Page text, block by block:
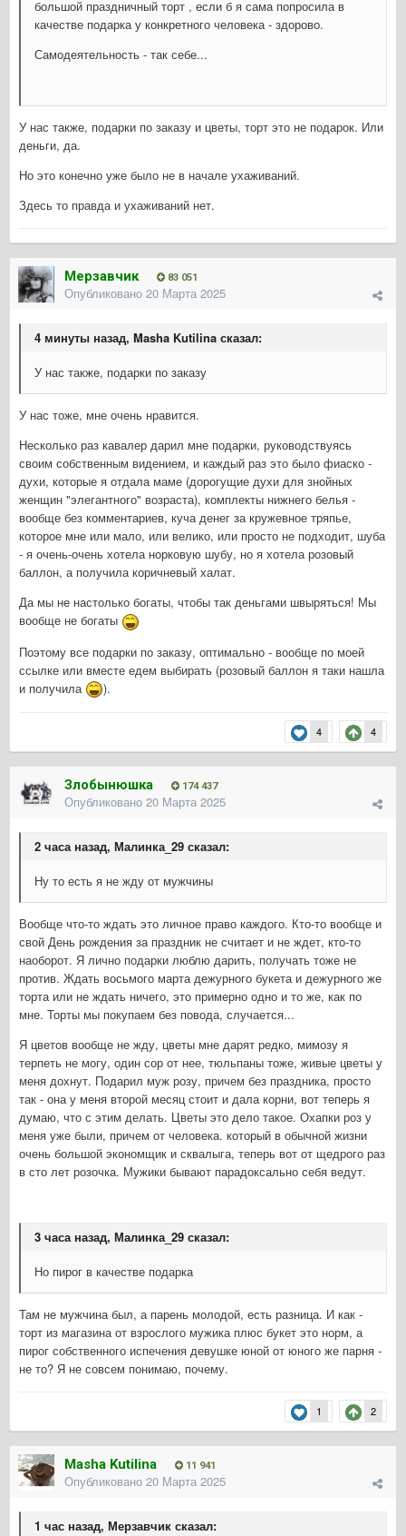
большой праздничный торт , если б я сама попросила в
качестве подарка у конкретного человека - здорово.
Самодеятельность - так себе...
У нас также, подарки по заказу и цветы, торт это не подарок. Или
деньги, да.
Но это конечно уже было не в начале ухаживаний.
Здесь то правда и ухаживаний нет.
Мерзавчик 83 051
Опубликовано 20 Марта 2025
4 минуты назад, Masha Kutilina сказал:
У нас также, подарки по заказу
У нас тоже, мне очень нравится.
Несколько раз кавалер дарил мне подарки, руководствуясь
своим собственным видением, и каждый раз это было фиаско -
духи, которые я отдала маме (дорогущие духи для знойных
женщин "элегантного" возраста), комплекты нижнего белья -
вообще без комментариев, куча денег за кружевное тряпье,
которое мне или мало, или велико, или просто не подходит, шуба
- я очень-очень хотела норковую шубу, но я хотела розовый
баллон, а получила коричневый халат.
Да мы не настолько богаты, чтобы так деньгами швыряться! Мы
вообще не богаты
Поэтому все подарки по заказу, оптимально - вообще по моей
ссылке или вместе едем выбирать (розовый баллон я таки нашла
и получила
).
4 4
Злобынюшка 174 437
Опубликовано 20 Марта 2025
2 часа назад, Малинка_29 сказал:
Ну то есть я не жду от мужчины
Вообще что-то ждать это личное право каждого. Кто-то вообще и
свой День рождения за праздник не считает и не ждет, кто-то
наоборот. Я лично подарки люблю дарить, получать тоже не
против. Ждать восьмого марта дежурного букета и дежурного же
торта или не ждать ничего, это примерно одно и то же, как по
мне. Торты мы покупаем без повода, случается...
Я цветов вообще не жду, цветы мне дарят редко, мимозу я
терпеть не могу, один сор от нее, тюльпаны тоже, живые цветы у
меня дохнут. Подарил муж розу, причем без праздника, просто
так - она у меня второй месяц стоит и дала корни, вот теперь я
думаю, что с этим делать. Цветы это дело такое. Охапки роз у
меня уже были, причем от человека. который в обычной жизни
очень большой экономщик и сквалыга, теперь вот от щедрого раз
в сто лет розочка. Мужики бывают парадоксально себя ведут.
3 часа назад, Малинка_29 сказал:
Но пирог в качестве подарка
Там не мужчина был, а парень молодой, есть разница. И как -
торт из магазина от взрослого мужика плюс букет это норм, а
пирог собственного испечения девушке юной от юного же парня -
не то? Я не совсем понимаю, почему.
1 2
Masha Kutilina 11 941
Опубликовано 20 Марта 2025
1 час назад, Мерзавчик сказал: